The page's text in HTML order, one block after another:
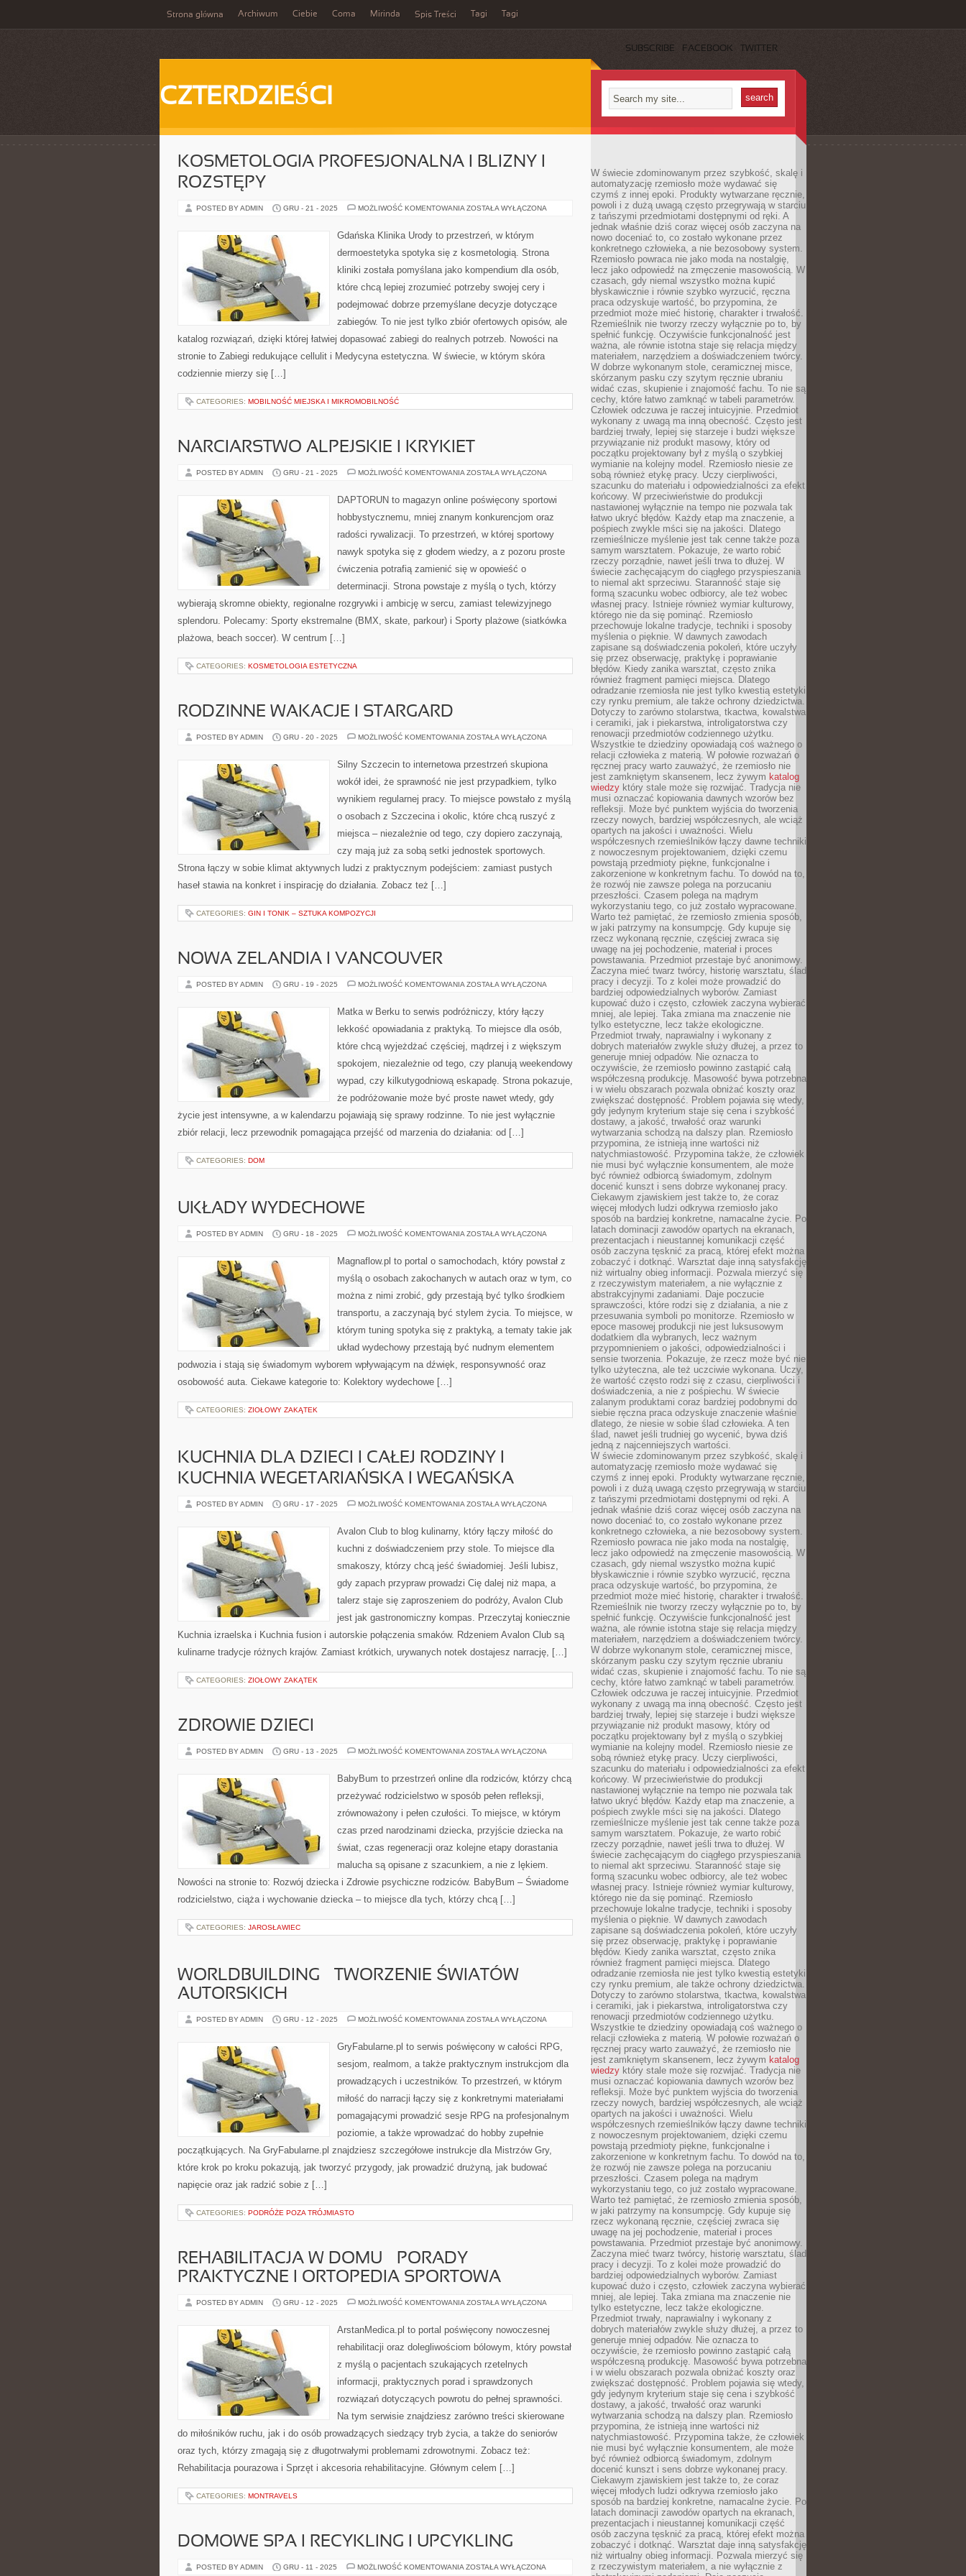
Strona główna Archiwum Ciebie Coma Mirinda Spis Treści Tagi Tagi
SUBSCRIBE FACEBOOK TWITTER
CZTERDZIEŚCI
KOSMETOLOGIA PROFESJONALNA I BLIZNY I
ROZSTĘPY
POSTED BY ADMIN GRU - 21 - 2025 MOŻLIWOŚĆ KOMENTOWANIA KOSMETOLOGIA
BLIZNY
I
ZOSTAŁA WYŁĄCZONA
Gdańska Klinika Urody to przestrzeń, w którym
dermoestetyka spotyka się z kosmetologią. Strona
kliniki została pomyślana jako kompendium dla osób,
które chcą lepiej zrozumieć potrzeby swojej cery i
podejmować dobrze przemyślane decyzje dotyczące
zabiegów. To nie jest tylko zbiór ofertowych opisów, ale
katalog rozwiązań, dzięki której łatwiej dopasować zabiegi do realnych potrzeb. Nowości na
stronie to Zabiegi redukujące cellulit i Medycyna estetyczna. W świecie, w którym skóra
codziennie mierzy się […]
CATEGORIES: MOBILNOŚĆ MIEJSKA I MIKROMOBILNOŚĆ
NARCIARSTWO ALPEJSKIE I KRYKIET
POSTED BY ADMIN GRU - 21 - 2025 MOŻLIWOŚĆ KOMENTOWANIA NARCIARSTWO
KRYKIET
ZOSTAŁA WYŁĄCZONA
DAPTORUN to magazyn online poświęcony sportowi
hobbystycznemu, mniej znanym konkurencjom oraz
radości rywalizacji. To przestrzeń, w której sportowy
nawyk spotyka się z głodem wiedzy, a z pozoru proste
ćwiczenia potrafią zamienić się w opowieść o
determinacji. Strona powstaje z myślą o tych, którzy
wybierają skromne obiekty, regionalne rozgrywki i ambicję w sercu, zamiast telewizyjnego
splendoru. Polecamy: Sporty ekstremalne (BMX, skate, parkour) i Sporty plażowe (siatkówka
plażowa, beach soccer). W centrum […]
CATEGORIES: KOSMETOLOGIA ESTETYCZNA
RODZINNE WAKACJE I STARGARD
POSTED BY ADMIN GRU - 20 - 2025 MOŻLIWOŚĆ KOMENTOWANIA RODZINNE
STARGARD
ZOSTAŁA WYŁĄCZONA
Silny Szczecin to internetowa przestrzeń skupiona
wokół idei, że sprawność nie jest przypadkiem, tylko
wynikiem regularnej pracy. To miejsce powstało z myślą
o osobach z Szczecina i okolic, które chcą ruszyć z
miejsca – niezależnie od tego, czy dopiero zaczynają,
czy mają już za sobą setki jednostek sportowych.
Strona łączy w sobie klimat aktywnych ludzi z praktycznym podejściem: zamiast pustych
haseł stawia na konkret i inspirację do działania. Zobacz też […]
CATEGORIES: GIN I TONIK – SZTUKA KOMPOZYCJI
NOWA ZELANDIA I VANCOUVER
POSTED BY ADMIN GRU - 19 - 2025 MOŻLIWOŚĆ KOMENTOWANIA NOWA
VANCOUVER
ZOSTAŁA WYŁĄCZONA
Matka w Berku to serwis podróżniczy, który łączy
lekkość opowiadania z praktyką. To miejsce dla osób,
które chcą wyjeżdżać częściej, mądrzej i z większym
spokojem, niezależnie od tego, czy planują weekendowy
wypad, czy kilkutygodniową eskapadę. Strona pokazuje,
że podróżowanie może być proste nawet wtedy, gdy
życie jest intensywne, a w kalendarzu pojawiają się sprawy rodzinne. To nie jest wyłącznie
zbiór relacji, lecz przewodnik pomagająca przejść od marzenia do działania: od […]
CATEGORIES: DOM
UKŁADY WYDECHOWE
POSTED BY ADMIN GRU - 18 - 2025 MOŻLIWOŚĆ KOMENTOWANIA UKŁADY
ZOSTAŁA WYŁĄCZONA
Magnaflow.pl to portal o samochodach, który powstał z
myślą o osobach zakochanych w autach oraz w tym, co
można z nimi zrobić, gdy przestają być tylko środkiem
transportu, a zaczynają być stylem życia. To miejsce, w
którym tuning spotyka się z praktyką, a tematy takie jak
układ wydechowy przestają być nudnym elementem
podwozia i stają się świadomym wyborem wpływającym na dźwięk, responsywność oraz
osobowość auta. Ciekawe kategorie to: Kolektory wydechowe […]
CATEGORIES: ZIOŁOWY ZAKĄTEK
KUCHNIA DLA DZIECI I CAŁEJ RODZINY I
KUCHNIA WEGETARIAŃSKA I WEGAŃSKA
POSTED BY ADMIN GRU - 17 - 2025 MOŻLIWOŚĆ KOMENTOWANIA KUCHNIA
CAŁEJ
WEGETARIAŃSKA
WEGAŃSKA
ZOSTAŁA WYŁĄCZONA
Avalon Club to blog kulinarny, który łączy miłość do
kuchni z doświadczeniem przy stole. To miejsce dla
smakoszy, którzy chcą jeść świadomiej. Jeśli lubisz,
gdy zapach przypraw prowadzi Cię dalej niż mapa, a
talerz staje się zaproszeniem do podróży, Avalon Club
jest jak gastronomiczny kompas. Przeczytaj koniecznie
Kuchnia izraelska i Kuchnia fusion i autorskie połączenia smaków. Rdzeniem Avalon Club są
kulinarne tradycje różnych krajów. Zamiast krótkich, urywanych notek dostajesz narrację, […]
CATEGORIES: ZIOŁOWY ZAKĄTEK
ZDROWIE DZIECI
POSTED BY ADMIN GRU - 13 - 2025 MOŻLIWOŚĆ KOMENTOWANIA ZDROWIE
ZOSTAŁA WYŁĄCZONA
BabyBum to przestrzeń online dla rodziców, którzy chcą
przeżywać rodzicielstwo w sposób pełen refleksji,
zrównoważony i pełen czułości. To miejsce, w którym
czas przed narodzinami dziecka, przyjście dziecka na
świat, czas regeneracji oraz kolejne etapy dorastania
malucha są opisane z szacunkiem, a nie z lękiem.
Nowości na stronie to: Rozwój dziecka i Zdrowie psychiczne rodziców. BabyBum – Świadome
rodzicielstwo, ciąża i wychowanie dziecka – to miejsce dla tych, którzy chcą […]
CATEGORIES: JAROSŁAWIEC
WORLDBUILDING – TWORZENIE ŚWIATÓW
AUTORSKICH
POSTED BY ADMIN GRU - 12 - 2025 MOŻLIWOŚĆ KOMENTOWANIA WORLDBUILDING
ŚWIATÓW
AUTORSKICH
ZOSTAŁA WYŁĄCZONA
GryFabularne.pl to serwis poświęcony w całości RPG,
sesjom, realmom, a także praktycznym instrukcjom dla
prowadzących i uczestników. To przestrzeń, w którym
miłość do narracji łączy się z konkretnymi materiałami
pomagającymi prowadzić sesje RPG na profesjonalnym
poziomie, a także wprowadzać do hobby zupełnie
początkujących. Na GryFabularne.pl znajdziesz szczegółowe instrukcje dla Mistrzów Gry,
które krok po kroku pokazują, jak tworzyć przygody, jak prowadzić drużyną, jak budować
napięcie oraz jak radzić sobie z […]
CATEGORIES: PODRÓŻE POZA TRÓJMIASTO
REHABILITACJA W DOMU – PORADY
PRAKTYCZNE I ORTOPEDIA SPORTOWA
POSTED BY ADMIN GRU - 12 - 2025 MOŻLIWOŚĆ KOMENTOWANIA REHABILITACJA
–
PORADY
I
SPORTOWA
ZOSTAŁA WYŁĄCZONA
ArstanMedica.pl to portal poświęcony nowoczesnej
rehabilitacji oraz dolegliwościom bólowym, który powstał
z myślą o pacjentach szukających rzetelnych
informacji, praktycznych porad i sprawdzonych
rozwiązań dotyczących powrotu do pełnej sprawności.
Na tym serwisie znajdziesz zarówno treści skierowane
do miłośników ruchu, jak i do osób prowadzących siedzący tryb życia, a także do seniorów
oraz tych, którzy zmagają się z długotrwałymi problemami zdrowotnymi. Zobacz też:
Rehabilitacja pourazowa i Sprzęt i akcesoria rehabilitacyjne. Głównym celem […]
CATEGORIES: MONTRAVELS
DOMOWE SPA I RECYKLING I UPCYKLING
POSTED BY ADMIN GRU - 11 - 2025 MOŻLIWOŚĆ KOMENTOWANIA DOMOWE
ZOSTAŁA WYŁĄCZONA
W świecie zdominowanym przez szybkość, skalę i
automatyzację rzemiosło może wydawać się
czymś z innej epoki. Produkty wytwarzane ręcznie,
powoli i z dużą uwagą często przegrywają w starciu
z tańszymi przedmiotami dostępnymi od ręki. A
jednak właśnie dziś coraz więcej osób zaczyna na
nowo doceniać to, co zostało wykonane przez
konkretnego człowieka, a nie bezosobowy system.
Rzemiosło powraca nie jako moda na nostalgię,
lecz jako odpowiedź na zmęczenie masowością. W
czasach, gdy niemal wszystko można kupić
błyskawicznie i równie szybko wyrzucić, ręczna
praca odzyskuje wartość, bo przypomina, że
przedmiot może mieć historię, charakter i trwałość.
Rzemieślnik nie tworzy rzeczy wyłącznie po to, by
spełnić funkcję. Oczywiście funkcjonalność jest
ważna, ale równie istotna staje się relacja między
materiałem, narzędziem a doświadczeniem twórcy.
W dobrze wykonanym stole, ceramicznej misce,
skórzanym pasku czy szytym ręcznie ubraniu
widać czas, skupienie i znajomość fachu. To nie są
cechy, które łatwo zamknąć w tabeli parametrów.
Człowiek odczuwa je raczej intuicyjnie. Przedmiot
wykonany z uwagą ma inną obecność. Często jest
bardziej trwały, lepiej się starzeje i budzi większe
przywiązanie niż produkt masowy, który od
początku projektowany był z myślą o szybkiej
wymianie na kolejny model. Rzemiosło niesie ze
sobą również etykę pracy. Uczy cierpliwości,
szacunku do materiału i odpowiedzialności za efekt
końcowy. W przeciwieństwie do produkcji
nastawionej wyłącznie na tempo nie pozwala tak
łatwo ukryć błędów. Każdy etap ma znaczenie, a
pośpiech zwykle mści się na jakości. Dlatego
rzemieślnicze myślenie jest tak cenne także poza
samym warsztatem. Pokazuje, że warto robić
rzeczy porządnie, nawet jeśli trwa to dłużej. W
świecie zachęcającym do ciągłego przyspieszania
to niemal akt sprzeciwu. Staranność staje się
formą szacunku wobec odbiorcy, ale też wobec
własnej pracy. Istnieje również wymiar kulturowy,
którego nie da się pominąć. Rzemiosło
przechowuje lokalne tradycje, techniki i sposoby
myślenia o pięknie. W dawnych zawodach
zapisane są doświadczenia pokoleń, które uczyły
się przez obserwację, praktykę i poprawianie
błędów. Kiedy zanika warsztat, często znika
również fragment pamięci miejsca. Dlatego
odradzanie rzemiosła nie jest tylko kwestią estetyki
czy rynku premium, ale także ochrony dziedzictwa.
Dotyczy to zarówno stolarstwa, tkactwa, kowalstwa
i ceramiki, jak i piekarstwa, introligatorstwa czy
renowacji przedmiotów codziennego użytku.
Wszystkie te dziedziny opowiadają coś ważnego o
relacji człowieka z materią. W połowie rozważań o
ręcznej pracy warto zauważyć, że rzemiosło nie
jest zamkniętym skansenem, lecz żywym katalog
wiedzy który stale może się rozwijać. Tradycja nie
musi oznaczać kopiowania dawnych wzorów bez
refleksji. Może być punktem wyjścia do tworzenia
rzeczy nowych, bardziej współczesnych, ale wciąż
opartych na jakości i uważności. Wielu
współczesnych rzemieślników łączy dawne techniki
z nowoczesnym projektowaniem, dzięki czemu
powstają przedmioty piękne, funkcjonalne i
zakorzenione w konkretnym fachu. To dowód na to,
że rozwój nie zawsze polega na porzucaniu
przeszłości. Czasem polega na mądrym
wykorzystaniu tego, co już zostało wypracowane.
Warto też pamiętać, że rzemiosło zmienia sposób,
w jaki patrzymy na konsumpcję. Gdy kupuje się
rzecz wykonaną ręcznie, częściej zwraca się
uwagę na jej pochodzenie, materiał i proces
powstawania. Przedmiot przestaje być anonimowy.
Zaczyna mieć twarz twórcy, historię warsztatu, ślad
pracy i decyzji. To z kolei może prowadzić do
bardziej odpowiedzialnych wyborów. Zamiast
kupować dużo i często, człowiek zaczyna wybierać
mniej, ale lepiej. Taka zmiana ma znaczenie nie
tylko estetyczne, lecz także ekologiczne.
Przedmiot trwały, naprawialny i wykonany z
dobrych materiałów zwykle służy dłużej, a przez to
generuje mniej odpadów. Nie oznacza to
oczywiście, że rzemiosło powinno zastąpić całą
współczesną produkcję. Masowość bywa potrzebna
i w wielu obszarach pozwala obniżać koszty oraz
zwiększać dostępność. Problem pojawia się wtedy,
gdy jedynym kryterium staje się cena i szybkość
dostawy, a jakość, trwałość oraz warunki
wytwarzania schodzą na dalszy plan. Rzemiosło
przypomina, że istnieją inne wartości niż
natychmiastowość. Przypomina także, że człowiek
nie musi być wyłącznie konsumentem, ale może
być również odbiorcą świadomym, zdolnym
docenić kunszt i sens dobrze wykonanej pracy.
Ciekawym zjawiskiem jest także to, że coraz
więcej młodych ludzi odkrywa rzemiosło jako
sposób na bardziej konkretne, namacalne życie. Po
latach dominacji zawodów opartych na ekranach,
prezentacjach i nieustannej komunikacji część
osób zaczyna tęsknić za pracą, której efekt można
zobaczyć i dotknąć. Warsztat daje inną satysfakcję
niż wirtualny obieg informacji. Pozwala mierzyć się
z rzeczywistym materiałem, a nie wyłącznie z
abstrakcyjnymi zadaniami. Daje poczucie
sprawczości, które rodzi się z działania, a nie z
przesuwania symboli po monitorze. Rzemiosło w
epoce masowej produkcji nie jest luksusowym
dodatkiem dla wybranych, lecz ważnym
przypomnieniem o jakości, odpowiedzialności i
sensie tworzenia. Pokazuje, że rzecz może być nie
tylko użyteczna, ale też uczciwie wykonana. Uczy,
że wartość często rodzi się z czasu, cierpliwości i
doświadczenia, a nie z pośpiechu. W świecie
zalanym produktami coraz bardziej podobnymi do
siebie ręczna praca odzyskuje znaczenie właśnie
dlatego, że niesie w sobie ślad człowieka. A ten
ślad, nawet jeśli trudniej go wycenić, bywa dziś
jedną z najcenniejszych wartości.
W świecie zdominowanym przez szybkość, skalę i
automatyzację rzemiosło może wydawać się
czymś z innej epoki. Produkty wytwarzane ręcznie,
powoli i z dużą uwagą często przegrywają w starciu
z tańszymi przedmiotami dostępnymi od ręki. A
jednak właśnie dziś coraz więcej osób zaczyna na
nowo doceniać to, co zostało wykonane przez
konkretnego człowieka, a nie bezosobowy system.
Rzemiosło powraca nie jako moda na nostalgię,
lecz jako odpowiedź na zmęczenie masowością. W
czasach, gdy niemal wszystko można kupić
błyskawicznie i równie szybko wyrzucić, ręczna
praca odzyskuje wartość, bo przypomina, że
przedmiot może mieć historię, charakter i trwałość.
Rzemieślnik nie tworzy rzeczy wyłącznie po to, by
spełnić funkcję. Oczywiście funkcjonalność jest
ważna, ale równie istotna staje się relacja między
materiałem, narzędziem a doświadczeniem twórcy.
W dobrze wykonanym stole, ceramicznej misce,
skórzanym pasku czy szytym ręcznie ubraniu
widać czas, skupienie i znajomość fachu. To nie są
cechy, które łatwo zamknąć w tabeli parametrów.
Człowiek odczuwa je raczej intuicyjnie. Przedmiot
wykonany z uwagą ma inną obecność. Często jest
bardziej trwały, lepiej się starzeje i budzi większe
przywiązanie niż produkt masowy, który od
początku projektowany był z myślą o szybkiej
wymianie na kolejny model. Rzemiosło niesie ze
sobą również etykę pracy. Uczy cierpliwości,
szacunku do materiału i odpowiedzialności za efekt
końcowy. W przeciwieństwie do produkcji
nastawionej wyłącznie na tempo nie pozwala tak
łatwo ukryć błędów. Każdy etap ma znaczenie, a
pośpiech zwykle mści się na jakości. Dlatego
rzemieślnicze myślenie jest tak cenne także poza
samym warsztatem. Pokazuje, że warto robić
rzeczy porządnie, nawet jeśli trwa to dłużej. W
świecie zachęcającym do ciągłego przyspieszania
to niemal akt sprzeciwu. Staranność staje się
formą szacunku wobec odbiorcy, ale też wobec
własnej pracy. Istnieje również wymiar kulturowy,
którego nie da się pominąć. Rzemiosło
przechowuje lokalne tradycje, techniki i sposoby
myślenia o pięknie. W dawnych zawodach
zapisane są doświadczenia pokoleń, które uczyły
się przez obserwację, praktykę i poprawianie
błędów. Kiedy zanika warsztat, często znika
również fragment pamięci miejsca. Dlatego
odradzanie rzemiosła nie jest tylko kwestią estetyki
czy rynku premium, ale także ochrony dziedzictwa.
Dotyczy to zarówno stolarstwa, tkactwa, kowalstwa
i ceramiki, jak i piekarstwa, introligatorstwa czy
renowacji przedmiotów codziennego użytku.
Wszystkie te dziedziny opowiadają coś ważnego o
relacji człowieka z materią. W połowie rozważań o
ręcznej pracy warto zauważyć, że rzemiosło nie
jest zamkniętym skansenem, lecz żywym katalog
wiedzy który stale może się rozwijać. Tradycja nie
musi oznaczać kopiowania dawnych wzorów bez
refleksji. Może być punktem wyjścia do tworzenia
rzeczy nowych, bardziej współczesnych, ale wciąż
opartych na jakości i uważności. Wielu
współczesnych rzemieślników łączy dawne techniki
z nowoczesnym projektowaniem, dzięki czemu
powstają przedmioty piękne, funkcjonalne i
zakorzenione w konkretnym fachu. To dowód na to,
że rozwój nie zawsze polega na porzucaniu
przeszłości. Czasem polega na mądrym
wykorzystaniu tego, co już zostało wypracowane.
Warto też pamiętać, że rzemiosło zmienia sposób,
w jaki patrzymy na konsumpcję. Gdy kupuje się
rzecz wykonaną ręcznie, częściej zwraca się
uwagę na jej pochodzenie, materiał i proces
powstawania. Przedmiot przestaje być anonimowy.
Zaczyna mieć twarz twórcy, historię warsztatu, ślad
pracy i decyzji. To z kolei może prowadzić do
bardziej odpowiedzialnych wyborów. Zamiast
kupować dużo i często, człowiek zaczyna wybierać
mniej, ale lepiej. Taka zmiana ma znaczenie nie
tylko estetyczne, lecz także ekologiczne.
Przedmiot trwały, naprawialny i wykonany z
dobrych materiałów zwykle służy dłużej, a przez to
generuje mniej odpadów. Nie oznacza to
oczywiście, że rzemiosło powinno zastąpić całą
współczesną produkcję. Masowość bywa potrzebna
i w wielu obszarach pozwala obniżać koszty oraz
zwiększać dostępność. Problem pojawia się wtedy,
gdy jedynym kryterium staje się cena i szybkość
dostawy, a jakość, trwałość oraz warunki
wytwarzania schodzą na dalszy plan. Rzemiosło
przypomina, że istnieją inne wartości niż
natychmiastowość. Przypomina także, że człowiek
nie musi być wyłącznie konsumentem, ale może
być również odbiorcą świadomym, zdolnym
docenić kunszt i sens dobrze wykonanej pracy.
Ciekawym zjawiskiem jest także to, że coraz
więcej młodych ludzi odkrywa rzemiosło jako
sposób na bardziej konkretne, namacalne życie. Po
latach dominacji zawodów opartych na ekranach,
prezentacjach i nieustannej komunikacji część
osób zaczyna tęsknić za pracą, której efekt można
zobaczyć i dotknąć. Warsztat daje inną satysfakcję
niż wirtualny obieg informacji. Pozwala mierzyć się
z rzeczywistym materiałem, a nie wyłącznie z